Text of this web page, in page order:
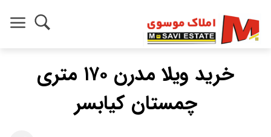
خرید ویلا مدرن ۱۷۰ متری
چمستان کیابسر